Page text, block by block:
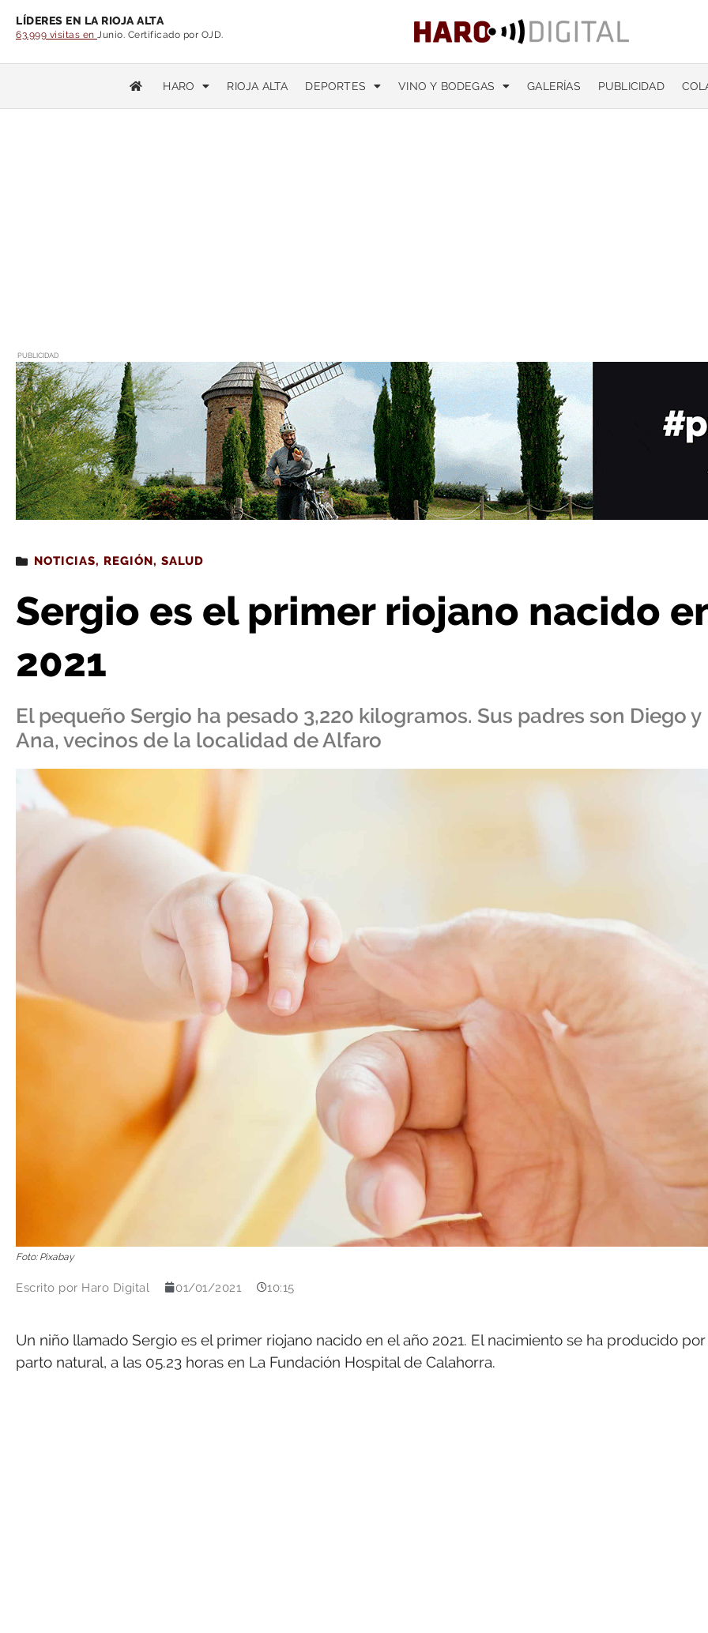
LÍDERES EN LA RIOJA ALTA
63.999 visitas en Junio. Certificado por OJD.
HARO RIOJA ALTA DEPORTES VINO Y BODEGAS GALERÍAS PUBLICIDAD
PUBLICIDAD
Estás leyendo: Sergio es el primer riojano nacido en 2021
NOTICIAS, REGIÓN, SALUD
Sergio es el primer riojano nacido
2021
El pequeño Sergio ha pesado 3,220 kilogramos. Sus padres son Diego y
Ana, vecinos de la localidad de Alfaro
Foto: Pixabay
Escrito por Haro Digital 01/01/2021 10:15
Un niño llamado Sergio es el primer riojano nacido en el año 2021. El nacimiento se ha producido por
parto natural, a las 05.23 horas en La Fundación Hospital de Calahorra.